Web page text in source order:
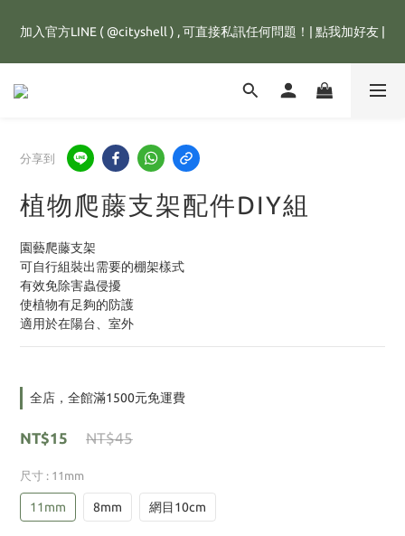
25元購物金💰
加入官方LINE ( @cityshell ) , 可直接私訊任何問題！| 點我加好友 |
超取有重量限制，超重訂單會進行拆單程序，並多增收65元拆單費
全館滿1500元，訂單即享免運優惠，新註冊會員，還可立即獲得
25元購物金💰
分享到
植物爬藤支架配件DIY組
園藝爬藤支架
可自行組裝出需要的棚架樣式
有效免除害蟲侵擾
使植物有足夠的防護
適用於在陽台、室外
全店，全館滿1500元免運費
NT$45
NT$15
尺寸 : 11mm
11mm 8mm 網目10cm